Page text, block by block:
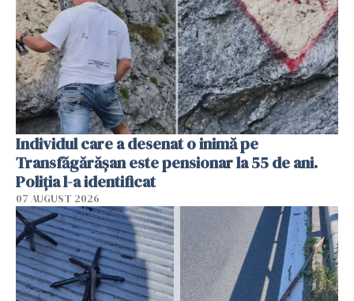
Individul care a desenat o inimă pe
Transfăgărășan este pensionar la 55 de ani.
Poliția l-a identificat
07 AUGUST 2026